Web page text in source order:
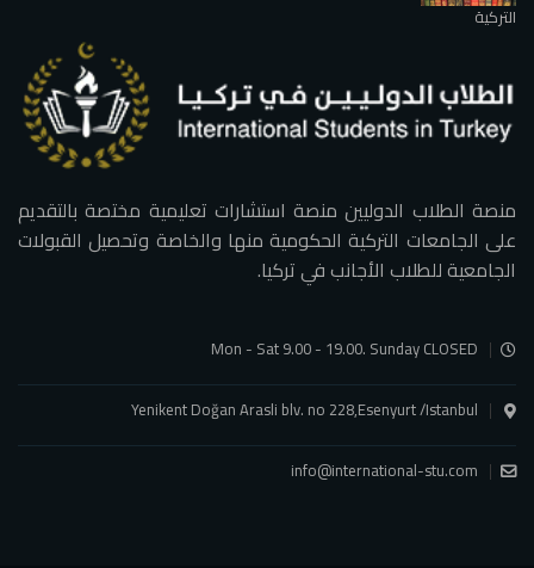
التركية
منصة الطلاب الدوليين منصة استشارات تعليمية مختصة بالتقديم
على الجامعات التركية الحكومية منها والخاصة وتحصيل القبولات
الجامعية للطلاب الأجانب في تركيا.
Mon - Sat 9.00 - 19.00. Sunday CLOSED
Yenikent Doğan Arasli blv. no 228,Esenyurt /Istanbul
info@international-stu.com